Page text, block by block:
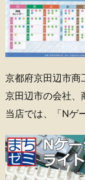
京都府京田辺市商
京田辺市の会社、
当店では、「Nゲ